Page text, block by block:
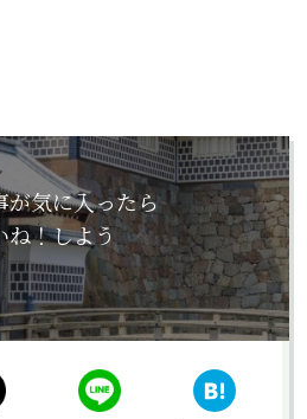
が気に入ったら
ね！しよう